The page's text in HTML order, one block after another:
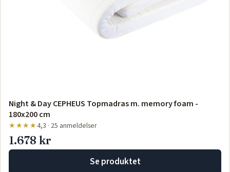
Night & Day CEPHEUS Topmadras m. memory foam -
180x200 cm
★★★★4,3 · 25 anmeldelser
1.678 kr
Se produktet